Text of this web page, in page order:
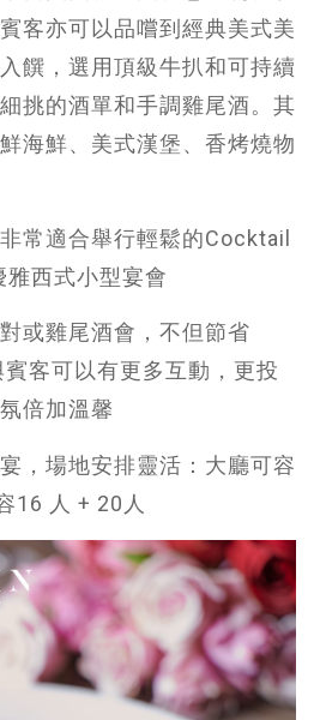
客亦可以品嚐到經典美式美
饌，選用頂級牛扒和可持續
挑的酒單和手調雞尾酒。其
海鮮、美式漢堡、香烤燒物
常適合舉行輕鬆的Cocktail
西式小型宴會
或雞尾酒會，不但節省
客可以有更多互動，更投
倍加溫馨
，場地安排靈活：大廳可容
16 人 + 20人